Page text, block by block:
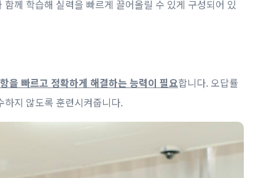
께 학습해 실력을 빠르게 끌어올릴 수 있게 구성되어 있
을 빠르고 정확하게 해결하는 능력이 필요합니다. 오답률
지 않도록 훈련시켜줍니다.